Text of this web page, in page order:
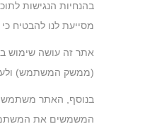
מסייעת לנו להבטיח
אתר זה עושה שימוש
(ממשק המשתמש)
המשמשים את